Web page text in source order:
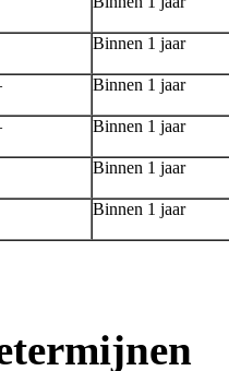
Binnen 1 jaar
Binnen 1 jaar
Binnen 1 jaar
Binnen 1 jaar
Binnen 1 jaar